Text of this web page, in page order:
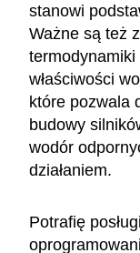
stanowi
Ważne są też
właściwości
które pozwala
budowy
wodór
działaniem.
Potrafię